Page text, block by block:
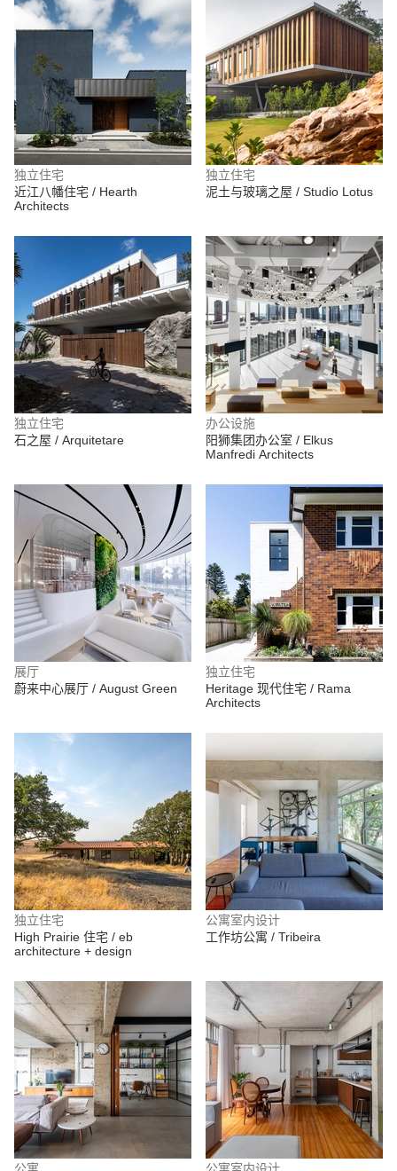
独立住宅
近江八幡住宅 / Hearth
Architects
独立住宅
泥土与玻璃之屋 / Studio Lotus
独立住宅
石之屋 / Arquitetare
办公设施
阳狮集团办公室 / Elkus
Manfredi Architects
展厅
蔚来中心展厅 / August Green
独立住宅
Heritage 现代住宅 / Rama
Architects
独立住宅
High Prairie 住宅 / eb
architecture + design
公寓室内设计
工作坊公寓 / Tribeira